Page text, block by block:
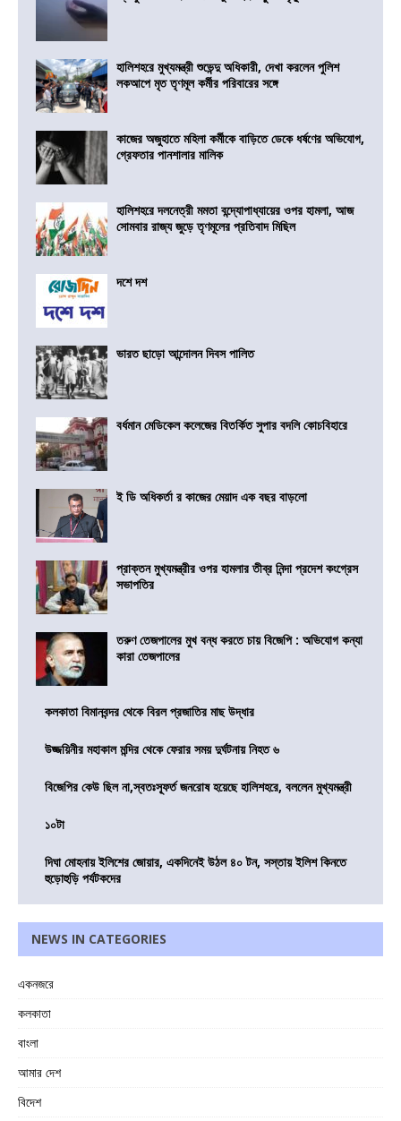
হালিশহরে মুখ্যমন্ত্রী শুভেন্দু অধিকারী, দেখা করলেন পুলিশ
লকআপে মৃত তৃণমূল কর্মীর পরিবারের সঙ্গে
কাজের অজুহাতে মহিলা কর্মীকে বাড়িতে ডেকে ধর্ষণের অভিযোগ,
গ্রেফতার পানশালার মালিক
হালিশহরে দলনেত্রী মমতা বন্দ্যোপাধ্যায়ের ওপর হামলা, আজ
সোমবার রাজ্য জুড়ে তৃণমূলের প্রতিবাদ মিছিল
দশে দশ
ভারত ছাড়ো আন্দোলন দিবস পালিত
বর্ধমান মেডিকেল কলেজের বিতর্কিত সুপার বদলি কোচবিহারে
ই ডি অধিকর্তা র কাজের মেয়াদ এক বছর বাড়লো
প্রাক্তন মুখ্যমন্ত্রীর ওপর হামলার তীব্র নিন্দা প্রদেশ কংগ্রেস
সভাপতির
তরুণ তেজপালের মুখ বন্ধ করতে চায় বিজেপি : অভিযোগ কন্যা
কারা তেজপালের
কলকাতা বিমানবন্দর থেকে বিরল প্রজাতির মাছ উদ্ধার
উজ্জয়িনীর মহাকাল মন্দির থেকে ফেরার সময় দুর্ঘটনায় নিহত ৬
বিজেপির কেউ ছিল না,স্বতঃস্ফূর্ত জনরোষ হয়েছে হালিশহরে, বললেন মুখ্যমন্ত্রী
১০টা
দিঘা মোহনায় ইলিশের জোয়ার, একদিনেই উঠল ৪০ টন, সস্তায় ইলিশ কিনতে
হুড়োহুড়ি পর্যটকদের
NEWS IN CATEGORIES
একনজরে
কলকাতা
বাংলা
আমার দেশ
বিদেশ